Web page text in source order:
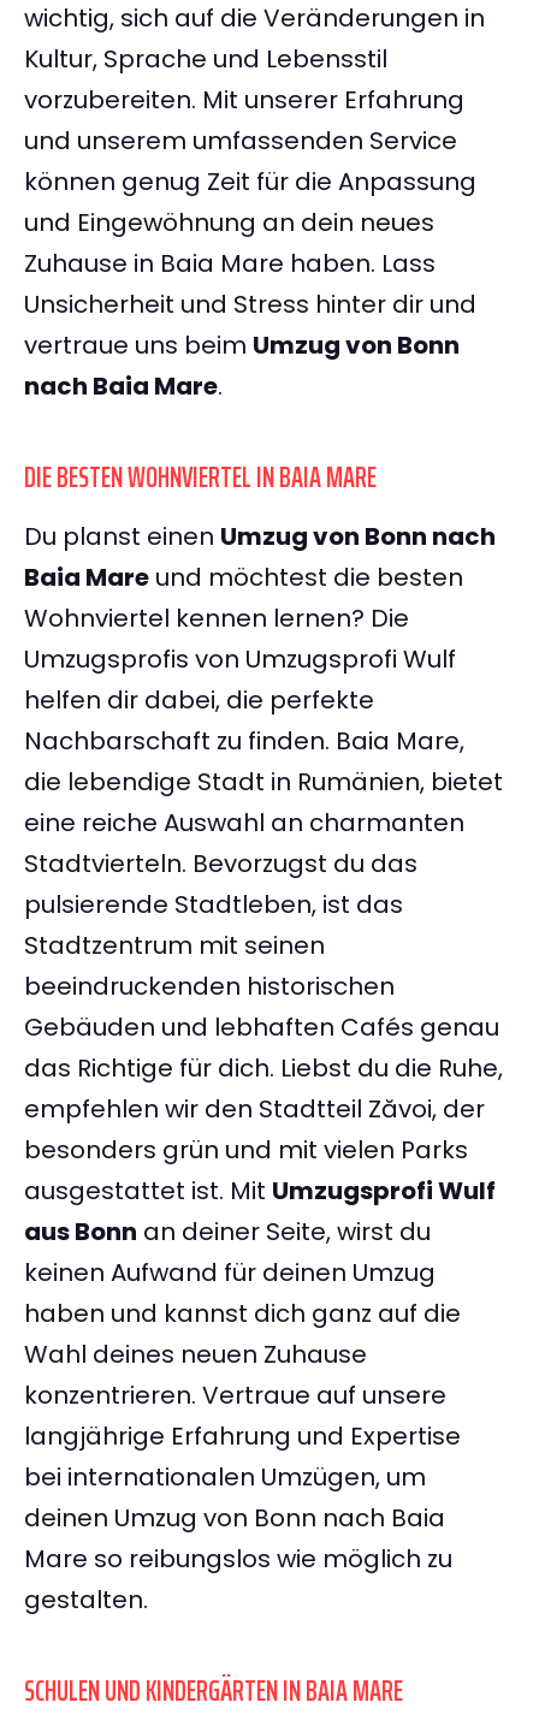
wichtig, sich auf die Veränderungen in
Kultur, Sprache und Lebensstil
vorzubereiten. Mit unserer Erfahrung
und unserem umfassenden Service
können genug Zeit für die Anpassung
und Eingewöhnung an dein neues
Zuhause in Baia Mare haben. Lass
Unsicherheit und Stress hinter dir und
vertraue uns beim Umzug von Bonn
nach Baia Mare.
DIE BESTEN WOHNVIERTEL IN BAIA MARE
Du planst einen Umzug von Bonn nach
Baia Mare und möchtest die besten
Wohnviertel kennen lernen? Die
Umzugsprofis von Umzugsprofi Wulf
helfen dir dabei, die perfekte
Nachbarschaft zu finden. Baia Mare,
die lebendige Stadt in Rumänien, bietet
eine reiche Auswahl an charmanten
Stadtvierteln. Bevorzugst du das
pulsierende Stadtleben, ist das
Stadtzentrum mit seinen
beeindruckenden historischen
Gebäuden und lebhaften Cafés genau
das Richtige für dich. Liebst du die Ruhe,
empfehlen wir den Stadtteil Zăvoi, der
besonders grün und mit vielen Parks
ausgestattet ist. Mit Umzugsprofi Wulf
aus Bonn an deiner Seite, wirst du
keinen Aufwand für deinen Umzug
haben und kannst dich ganz auf die
Wahl deines neuen Zuhause
konzentrieren. Vertraue auf unsere
langjährige Erfahrung und Expertise
bei internationalen Umzügen, um
deinen Umzug von Bonn nach Baia
Mare so reibungslos wie möglich zu
gestalten.
SCHULEN UND KINDERGÄRTEN IN BAIA MARE